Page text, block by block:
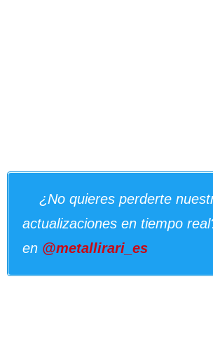
¿No quieres perderte
actualizaciones en tiempo
en @metallirari_es